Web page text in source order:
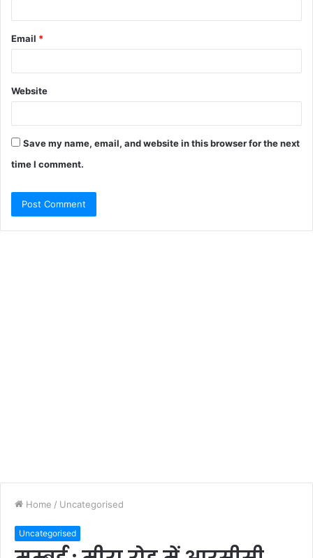
Email *
Website
Save my name, email, and website in this browser for the next
time I comment.